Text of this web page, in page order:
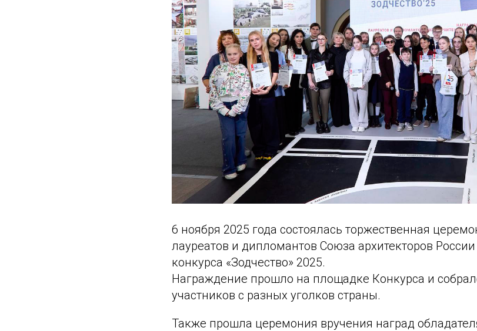
6 ноября 2025 года состоялась торжественная
лауреатов и дипломантов Союза архитекторов
конкурса «Зодчество» 2025.
Награждение прошло на площадке Конкурса и
участников с разных уголков страны.
Также прошла церемония вручения наград